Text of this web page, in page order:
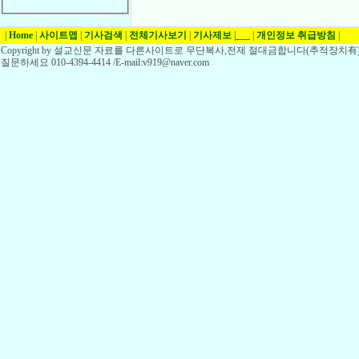
Home 사이트맵 기사검색 전체기사보기 기사제보 개인정보 취급방침
Copyright by 설교신문 자료를 다른사이트로 무단복사,전제 절대금합니다(추적장치
질문하세요 010-4394-4414 /E-mail:v919@naver.com